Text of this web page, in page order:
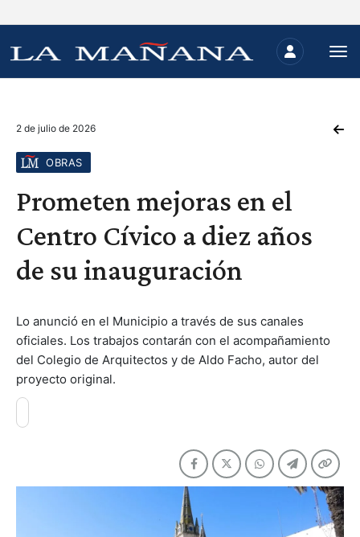
2 de julio de 2026
OBRAS
Prometen mejoras en el
Centro Cívico a diez años
de su inauguración
Lo anunció en el Municipio a través de sus canales
oficiales. Los trabajos contarán con el acompañamiento
del Colegio de Arquitectos y de Aldo Facho, autor del
proyecto original.